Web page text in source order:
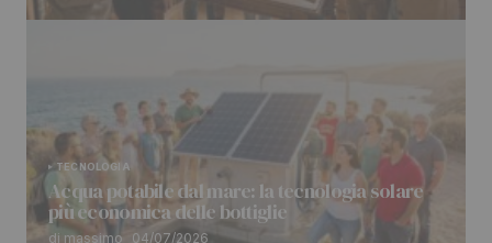
TECNOLOGIA
Acqua potabile dal mare: la tecnologia solare
più economica delle bottiglie
di massimo 04/07/2026